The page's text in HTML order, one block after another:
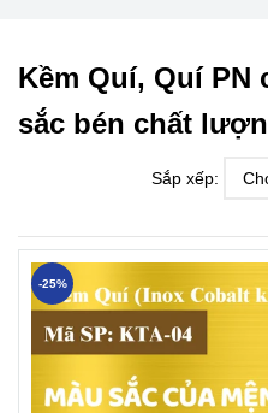
Kềm Quí, Quí PN
sắc bén chất
Sắp xếp:
-25%